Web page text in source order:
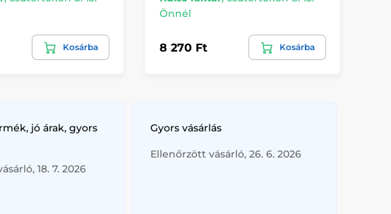
Kosárba
Önnél
8 270 Ft Kosárba
jó árak, gyors
18. 7. 2026
Gyors vásárlás
Ellenőrzött vásárló, 26. 6. 2026